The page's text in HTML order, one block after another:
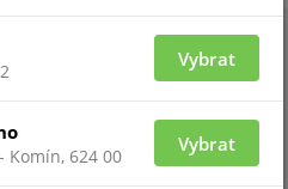
Vybrat
Komín, 624 00
Vybrat